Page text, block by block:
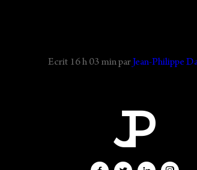
#photographemode
Ecrit 16 h 03 minpar Jean-Philippe